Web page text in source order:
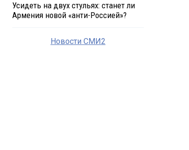
Усидеть на двух стульях: станет ли
Армения новой «анти-Россией»?
Новости СМИ2